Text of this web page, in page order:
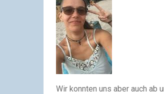
Wir konnten uns aber auch ab